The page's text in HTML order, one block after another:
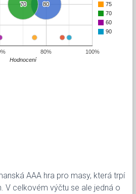
75
70
60
90
80
80
70
70
80% 100%
Hodnocení
AAA hra pro masy, která trpí
V celkovém výčtu se ale jedná o